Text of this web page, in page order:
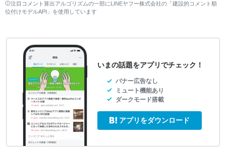
注目コメント算出アルゴリズムの一部にLINEヤフー株式会社の「建設的コメント順
位付けモデルAPI」を使用しています
いまの話題をアプリでチェック！
バナー広告なし
ミュート機能あり
ダークモード搭載
アプリをダウンロード